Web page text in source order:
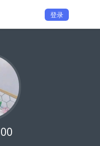
登录